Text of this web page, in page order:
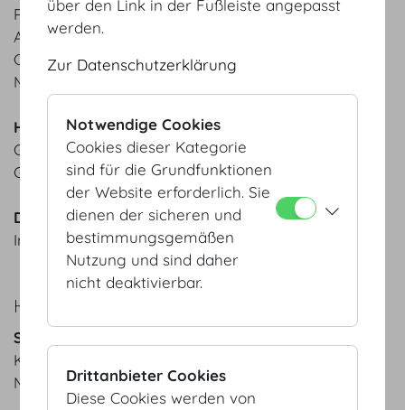
Paprika
Asiatischer Glasnudelsalat | grüner Spargel |
Cashewnüsse | Koriander
MOTTO Bio-Brot aus der hauseigenen Backstube
Hauptspeisen
Grünes Thai Chicken Curry "Gaeng KhiaoWan"
Gefüllte Paprika | Rollgerste | Tomatensauce
Dessert
Ingwer-Karotten-Torte
HERBST
Suppe
Kürbiscremesuppe | Kardamomcracker
MOTTO Bio-Brot aus der hauseigenen Backstube
über den Link in der Fußleiste angepasst
werden.
Zur Datenschutzerklärung
Notwendige Cookies
Cookies dieser Kategorie
sind für die Grundfunktionen
der Website erforderlich. Sie
dienen der sicheren und
bestimmungsgemäßen
Nutzung und sind daher
nicht deaktivierbar.
Drittanbieter Cookies
Diese Cookies werden von